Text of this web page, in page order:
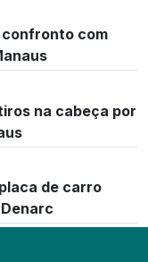
confronto com
na cabeça por
de carro